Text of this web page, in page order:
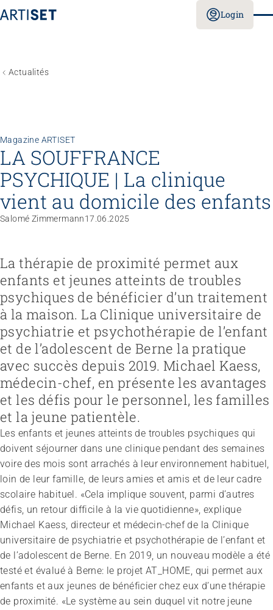
Login
Recruter et diriger du personnel
Organiser le travail et construire la culture d’entreprise
Gérer l'entreprise et appliquer la loi
Garantir la sécurité
Régler le financement
Développer des offres
Promouvoir des offres
Promouvoir la durabilité
Organiser des achats
Favoriser l'intégration professionnelle
Travailler avec les proches
Accompagner la fin de vie
Organiser les transitions
Renforcer l’autodétermination
Aborder les questions de santé
Protéger l'intégrité
Accompagner en cas de démence
Promouvoir la santé mentale
Fédération
Équipe
Travailler chez ARTISET
Affiliation
Vision, mission, valeurs
Politiques publiques & Prises de position
Travail en réseaux
Projets
Actualités
Magazine ARTISET
LA SOUFFRANCE
PSYCHIQUE | La clinique
vient au domicile des enfants
Salomé Zimmermann17.06.2025
La thérapie de proximité permet aux
enfants et jeunes atteints de troubles
psychiques de bénéficier d’un traitement
à la maison. La Clinique universitaire de
psychiatrie et psychothérapie de l’enfant
et de l’adolescent de Berne la pratique
avec succès depuis 2019. Michael Kaess,
médecin-chef, en présente les avantages
et les défis pour le personnel, les familles
et la jeune patientèle.
Les enfants et jeunes atteints de troubles psychiques qui
doivent séjourner dans une clinique pendant des semaines
voire des mois sont arrachés à leur environnement habituel,
loin de leur famille, de leurs amies et amis et de leur cadre
scolaire habituel. «Cela implique souvent, parmi d’autres
défis, un retour difficile à la vie quotidienne», explique
Michael Kaess, directeur et médecin-chef de la Clinique
universitaire de psychiatrie et psychothérapie de l’enfant et
de l’adolescent de Berne. En 2019, un nouveau modèle a été
testé et évalué à Berne: le projet AT_HOME, qui permet aux
enfants et aux jeunes de bénéficier chez eux d’une thérapie
de proximité. «Le système au sein duquel vit notre jeune